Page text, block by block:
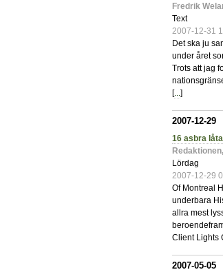
Fredrik
Text
2007-12-31
Det ska ju
under året
Trots att jag
[...]
2007-12-29
16 asbra
Lördag
2007-12-29
Of Montreal
underbara
allra mest
Client Lights
2007-05-05